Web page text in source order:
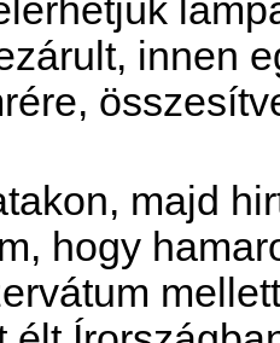
innen
majd
hogy